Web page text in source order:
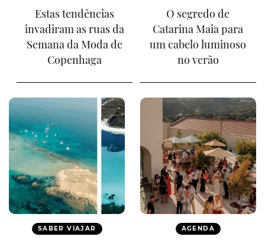
Estas tendências
invadiram as ruas da
Semana da Moda de
Copenhaga
O segredo de
Catarina Maia para
um cabelo luminoso
no verão
SABER VIAJAR AGENDA